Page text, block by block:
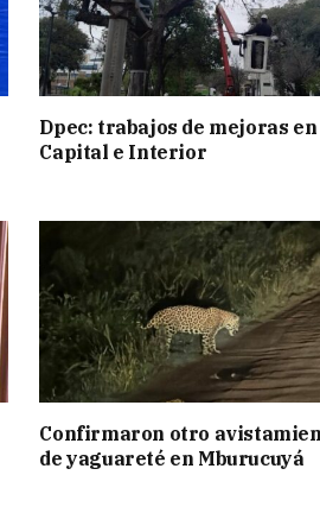
Dpec: trabajos de mejoras en
Capital e Interior
Confirmaron otro
de yaguareté en Mburucuyá